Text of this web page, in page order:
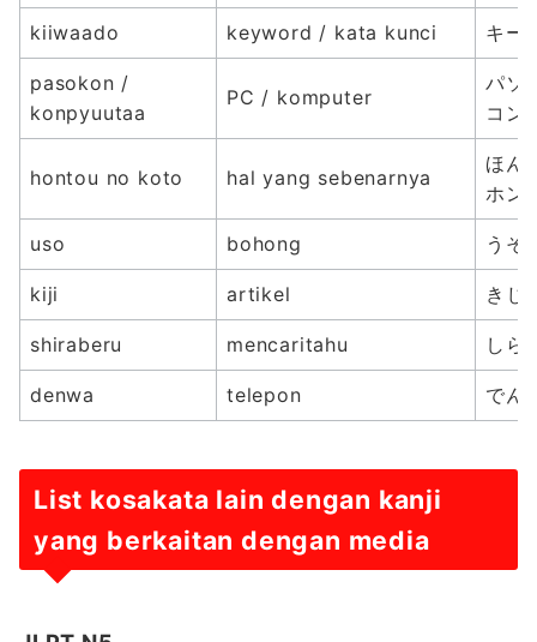
kiiwaado keyword / kata kunci キー
pasokon /
konpyuutaa
PC / komputer
パソ
コン
hontou no koto hal yang sebenarnya
ほん
ホン
uso bohong うそ
kiji artikel きじ
shiraberu mencaritahu しら
denwa telepon でん
List kosakata lain dengan kanji
yang berkaitan dengan media